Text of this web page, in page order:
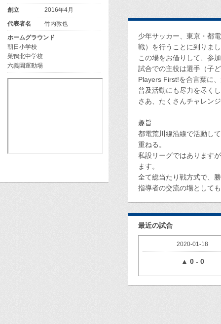
少年サッカー、東京・都
戦）を行うことに到りま
この場をお借りして、参
試合での主役は選手（子
Players First!を合言葉に
普及活動にも尽力を尽く
さあ、たくさんチャレン
趣旨
都電荒川線沿線で活動し
重ねる。
私設リーグではあります
ます。
全て総当たり戦方式で、
指導者の交流の場として
最近の試合
2020-01-18
▲ 0 - 0
創立
2016年4月
代表者名
竹内敦也
ホームグラウンド
朝日小学校
巣鴨北中学校
六義園運動場